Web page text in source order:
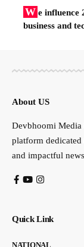
W e influence
business and
About US
Devbhoomi Media
platform
and impactful
Quick Link
NATIONAL